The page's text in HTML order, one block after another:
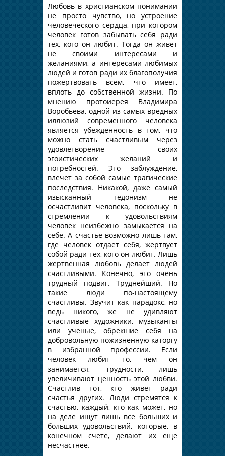
Любовь в христианском понимании
не просто чувство, но устроение
человеческого сердца, при котором
человек готов забывать себя ради
тех, кого он любит. Тогда он живет
не своими интересами и
желаниями, а интересами любимых
людей и готов ради их благополучия
пожертвовать всем, что имеет,
вплоть до собственной жизни. По
мнению протоиерея Владимира
Воробьева, одной из самых вредных
иллюзий современного человека
является убежденность в том, что
можно стать счастливым через
удовлетворение своих
эгоистических желаний и
потребностей. Это заблуждение,
влечет за собой самые трагические
последствия. Никакой, даже самый
изысканный гедонизм не
осчастливит человека, поскольку в
стремлении к удовольствиям
человек неизбежно замыкается на
себе. А счастье возможно лишь там,
где человек отдает себя, жертвует
собой ради тех, кого он любит. Лишь
жертвенная любовь делает людей
счастливыми. Конечно, это очень
трудный подвиг. Труднейший. Но
такие люди по-настоящему
счастливы. Звучит как парадокс, но
ведь никого, же не удивляют
счастливые художники, музыканты
или ученые, обрекшие себя на
добровольную пожизненную каторгу
в избранной профессии. Если
человек любит то, чем он
занимается, трудности, лишь
увеличивают ценность этой любви.
Счастлив тот, кто живет ради
счастья других. Люди стремятся к
счастью, каждый, кто как может, но
на деле ищут лишь все больших и
больших удовольствий, которые, в
конечном счете, делают их еще
несчастнее.